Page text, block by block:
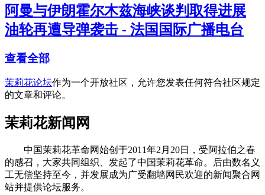
阿曼与伊朗霍尔木兹海峡谈判取得进展
油轮再遭导弹袭击 - 法国国际广播电台
查看全部
茉莉花论坛作为一个开放社区，允许您发表任何符合社区规定
的文章和评论。
茉莉花新闻网
中国茉莉花革命网始创于2011年2月20日，受阿拉伯之春
的感召，大家共同组织、发起了中国茉莉花革命。后由数名义
工无偿坚持至今，并发展成为广受翻墙网民欢迎的新闻聚合网
站并提供论坛服务。